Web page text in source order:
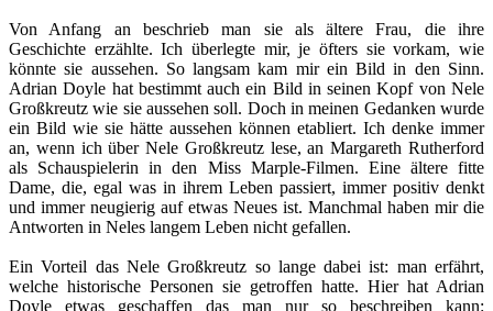
Von Anfang an beschrieb man sie als ältere Frau, die ihre
Geschichte erzählte. Ich überlegte mir, je öfters sie vorkam, wie
könnte sie aussehen. So langsam kam mir ein Bild in den Sinn.
Adrian Doyle hat bestimmt auch ein Bild in seinen Kopf von Nele
Großkreutz wie sie aussehen soll. Doch in meinen Gedanken wurde
ein Bild wie sie hätte aussehen können etabliert. Ich denke immer
an, wenn ich über Nele Großkreutz lese, an Margareth Rutherford
als Schauspielerin in den Miss Marple-Filmen. Eine ältere fitte
Dame, die, egal was in ihrem Leben passiert, immer positiv denkt
und immer neugierig auf etwas Neues ist. Manchmal haben mir die
Antworten in Neles langem Leben nicht gefallen.
Ein Vorteil das Nele Großkreutz so lange dabei ist: man erfährt,
welche historische Personen sie getroffen hatte. Hier hat Adrian
Doyle etwas geschaffen das man nur so beschreiben kann: